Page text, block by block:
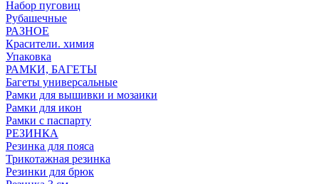
Набор пуговиц
Рубашечные
РАЗНОЕ
Красители. химия
Упаковка
РАМКИ, БАГЕТЫ
Багеты универсальные
Рамки для вышивки и мозаики
Рамки для икон
Рамки с паспарту
РЕЗИНКА
Резинка для пояса
Трикотажная резинка
Резинки для брюк